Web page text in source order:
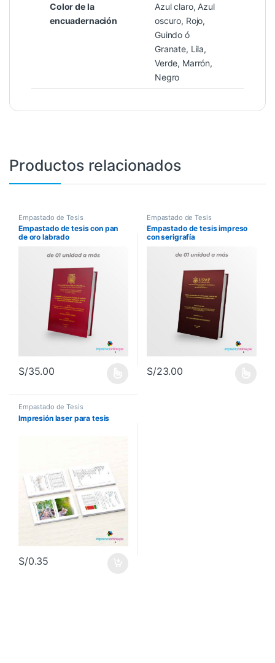
Color de la
encuadernación
Azul claro, Azul
oscuro, Rojo,
Guindo ó
Granate, Lila,
Verde, Marrón,
Negro
Productos relacionados
Empastado de Tesis
Empastado de tesis con pan
de oro labrado
S/35.00
Empastado de Tesis
Empastado de tesis impreso
con serigrafía
S/23.00
Empastado de Tesis
Impresión laser para tesis
S/0.35